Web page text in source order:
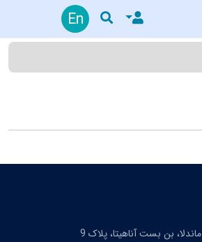
En
بن بست آناهیتا، پلاک 9